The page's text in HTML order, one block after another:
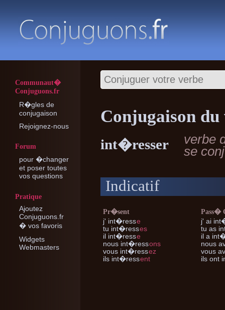
Communaut�
Conjuguons.fr
R�gles de
conjugaison
Rejoignez-nous
Forum
pour �changer
et poser toutes
vos questions
Pratique
Ajoutez
Conjuguons.fr
� vos favoris
Widgets
Webmasters
Conjugaison
int�resser
verbe
se
Indicatif
Pr�sent
j' int�resse
tu int�resses
il int�resse
nous int�ressons
vous int�ressez
ils int�ressent
Pass�
j' ai
tu as
il a
nous
vous
ils ont